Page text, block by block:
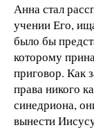
Анна стал
учении Его,
было бы
которому
приговор. Как
права никого
синедриона,
вынести